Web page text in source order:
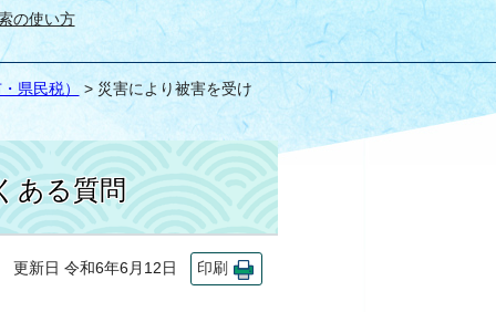
の使い方
県民税）
> 災害により被害を受け
ある質問
更新日 令和6年6月12日 印刷